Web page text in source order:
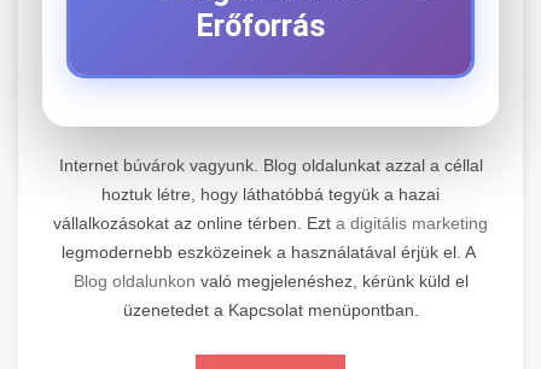
Erőforrás
+
Professzionális elektromos roller javítási és
karbantartási szolgáltatások. Szakértő
technikusaink minőségi szervízt nyújtanak
minden jelentős márkához és modellhez.
Szervizközpont Látogatása
📊 2. Online Marketing
Ügynökség
+
Átfogó online marketing szolgáltatások,
beleértve a SEO-t, közösségi média kezelést és
Internet búvárok vagyunk. Blog oldalunkat azzal a céllal
hoztuk létre, hogy láthatóbbá tegyük a hazai
vállalkozásokat az online térben. Ezt a digitális marketing
legmodernebb eszközeinek a használatával érjük el. A
Blog oldalunkon való megjelenéshez, kérünk küld el
üzenetedet a Kapcsolat menüpontban.